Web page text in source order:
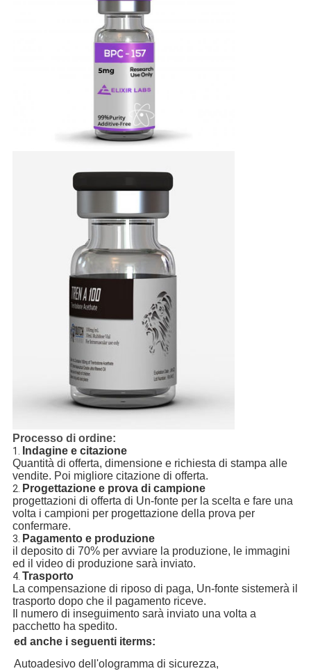
Processo di ordine:
1.
Indagine e citazione
Quantità di offerta, dimensione e richiesta di stampa alle
vendite. Poi migliore citazione di offerta.
2.
Progettazione e prova di campione
progettazioni di offerta di Un-fonte per la scelta e fare una
volta i campioni per progettazione della prova per
confermare.
3.
Pagamento e produzione
il deposito di 70% per avviare la produzione, le immagini
ed il video di produzione sarà inviato.
4. Trasporto
La compensazione di riposo di paga, Un-fonte sistemerà il
trasporto dopo che il pagamento riceve.
Il numero di inseguimento sarà inviato una volta a
pacchetto ha spedito.
ed anche i seguenti iterms:
Autoadesivo dell'ologramma di sicurezza,